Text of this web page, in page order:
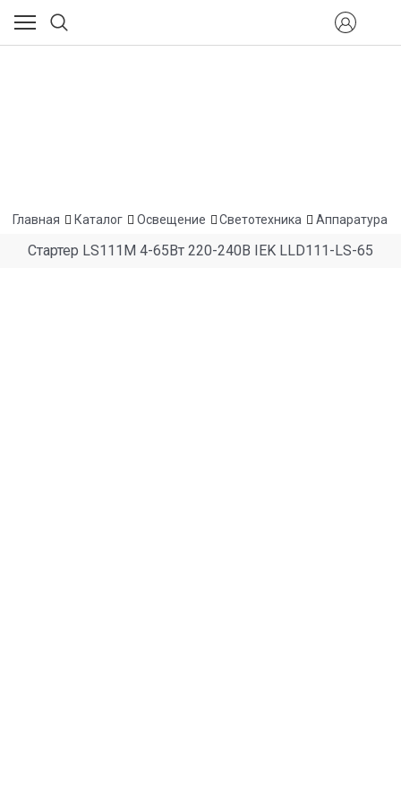
Главная Каталог Освещение Светотехника Аппаратура
Стартер LS111M 4-65Вт 220-240В IEK LLD111-LS-65